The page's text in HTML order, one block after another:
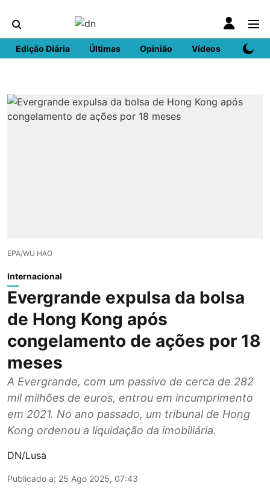
Edição Diária Últimas Opinião Vídeos DN
EPA/WU HAO
Internacional
Evergrande expulsa da bolsa
de Hong Kong após
congelamento de ações por 18
meses
A Evergrande, com um passivo de cerca de 282
mil milhões de euros, entrou em incumprimento
em 2021. No ano passado, um tribunal de Hong
Kong ordenou a liquidação da imobiliária.
DN/Lusa
Publicado a: 25 Ago 2025, 07:43